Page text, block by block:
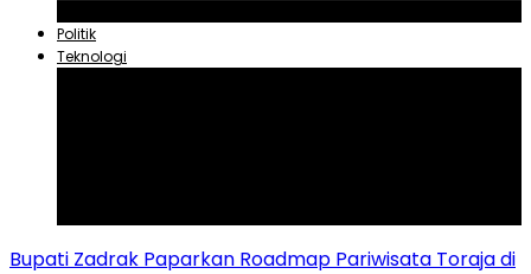
Politik
Teknologi
Bupati Zadrak Paparkan Roadmap Pariwisata Toraja di